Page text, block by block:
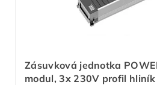
Zásuvková jednotka
modul, 3x 230V profil